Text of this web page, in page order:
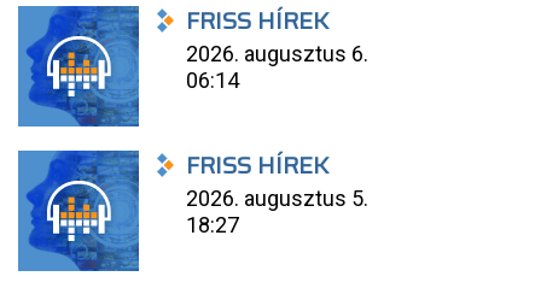
FRISS HÍREK
2026. augusztus 6.
06:14
FRISS HÍREK
2026. augusztus 5.
18:27